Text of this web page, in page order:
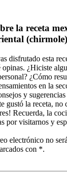
la receta
(chirmole)
disfrutado esta
opinas. ¿Hiciste
¿Cómo
en la
y
gustó la receta, no
Recuerda, la
por visitarnos y
electrónico no
con *.